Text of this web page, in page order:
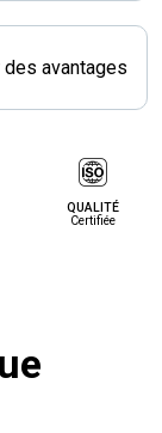
avantages
QUALITÉ
Certifiée